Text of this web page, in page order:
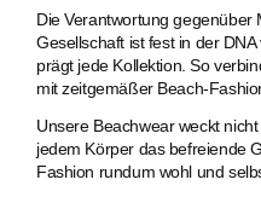
Die Verantwortung gegenüber
Gesellschaft ist fest in der
prägt jede Kollektion. So
mit zeitgemäßer Beach-
Unsere Beachwear weckt
jedem Körper das befreiende
Fashion rundum wohl und